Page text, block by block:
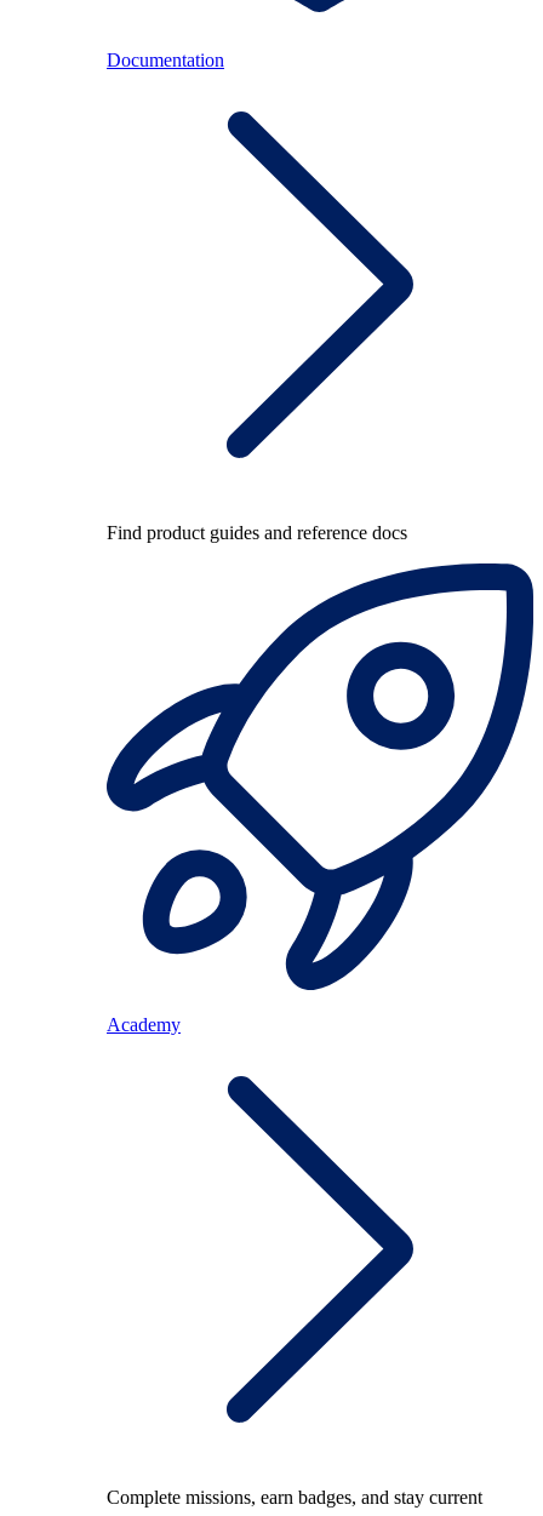
Documentation
Find product guides and reference docs
Academy
Complete missions, earn badges, and stay current